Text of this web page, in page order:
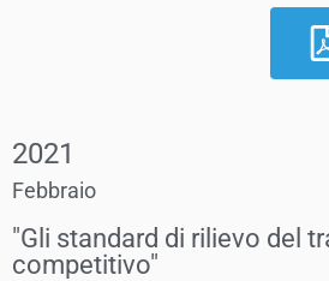
2021
Febbraio
"Gli standard di rilievo del
competitivo"